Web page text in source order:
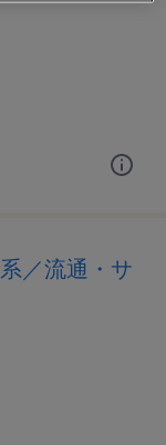
／流通・サ